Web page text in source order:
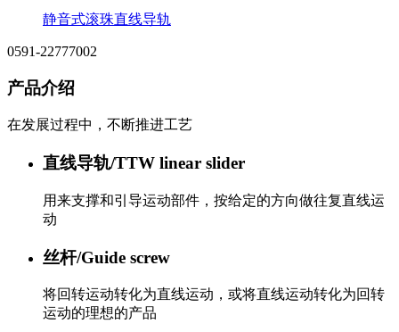
静音式滚珠直线导轨
0591-22777002
产品介绍
在发展过程中，不断推进工艺
直线导轨/TTW linear slider
用来支撑和引导运动部件，按给定的方向做往复直线运
动
丝杆/Guide screw
将回转运动转化为直线运动，或将直线运动转化为回转
运动的理想的产品